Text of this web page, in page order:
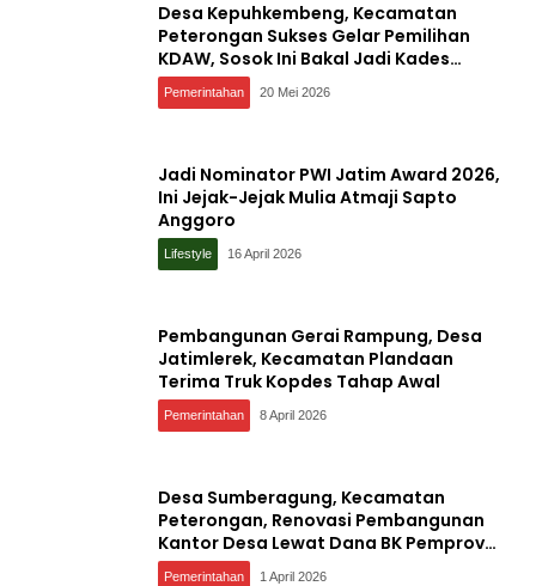
Desa Kepuhkembeng, Kecamatan
Peterongan Sukses Gelar Pemilihan
KDAW, Sosok Ini Bakal Jadi Kades
Definitif
Pemerintahan 20 Mei 2026
Jadi Nominator PWI Jatim Award 2026,
Ini Jejak-Jejak Mulia Atmaji Sapto
Anggoro
Lifestyle 16 April 2026
Pembangunan Gerai Rampung, Desa
Jatimlerek, Kecamatan Plandaan
Terima Truk Kopdes Tahap Awal
Pemerintahan 8 April 2026
Desa Sumberagung, Kecamatan
Peterongan, Renovasi Pembangunan
Kantor Desa Lewat Dana BK Pemprov
Jatim
Pemerintahan 1 April 2026